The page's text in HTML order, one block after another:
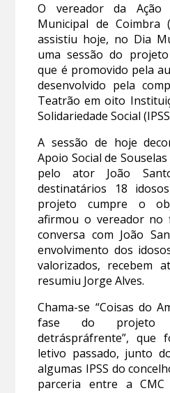
O vereador da Ação
Municipal de Coimbra
assistiu hoje, no Dia
uma sessão do projeto
que é promovido pela
desenvolvido pela
Teatrão em oito
Solidariedade Social
A sessão de hoje
Apoio Social de
pelo ator João
destinatários 18
projeto cumpre o
afirmou o vereador no
conversa com João
envolvimento dos
valorizados, recebem
resumiu Jorge Alves.
Chama-se “Coisas do
fase do projeto
detráspráfrente”, que
letivo passado, junto
algumas IPSS do
parceria entre a